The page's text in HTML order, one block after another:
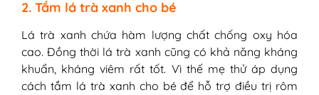
2. Tắm lá trà xanh cho bé
Lá trà xanh chứa hàm lượng chất chống oxy hóa
cao. Đồng thời lá trà xanh cũng có khả năng kháng
khuẩn, kháng viêm rất tốt. Vì thế mẹ thử áp dụng
cách tắm lá trà xanh cho bé để hỗ trợ điều trị rôm